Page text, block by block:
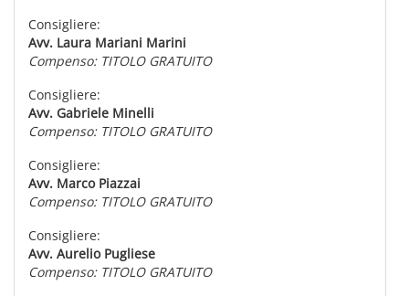
Consigliere:
Avv. Laura Mariani Marini
Compenso: TITOLO GRATUITO
Consigliere:
Avv. Gabriele Minelli
Compenso: TITOLO GRATUITO
Consigliere:
Avv. Marco Piazzai
Compenso: TITOLO GRATUITO
Consigliere:
Avv. Aurelio Pugliese
Compenso: TITOLO GRATUITO